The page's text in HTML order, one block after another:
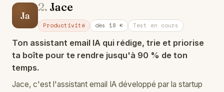
Ja
2. Jace
Productivité dès 18 € Test en cours
Ton assistant email IA qui rédige, trie et priorise
ta boîte pour te rendre jusqu'à 90 % de ton
temps.
Jace, c'est l'assistant email IA développé par la startup